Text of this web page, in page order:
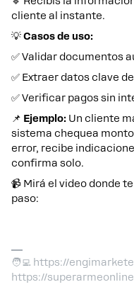
cliente al instante.
💡Casos de uso:
✅ Validar documentos
✅ Extraer datos clave
✅ Verificar pagos sin
📌 Ejemplo: Un cliente
sistema chequea
error, recibe
confirma solo.
📹 Mirá el video donde
paso:
🧑‍💻 https://
https://